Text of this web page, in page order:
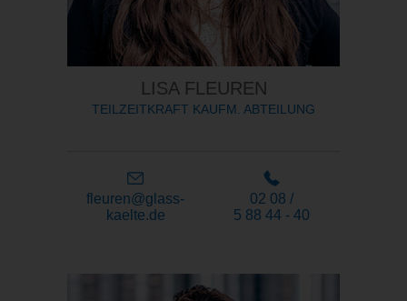
LISA FLEUREN
TEILZEITKRAFT KAUFM. ABTEILUNG
fleuren@glass-
kaelte.de
02 08 /
5 88 44 - 40